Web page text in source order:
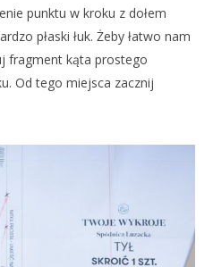
punktu w kroku z dołem
płaski łuk. Żeby łatwo nam
fragment kąta prostego
Od tego miejsca zacznij